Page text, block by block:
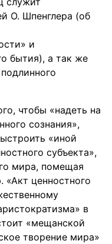
О. Шпенглера (об
и
бытия), а так же
чтобы «надеть на
сознания»,
«иной
субъекта»,
мира, помещая
«Акт ценностного
в
«мещанской
творение мира»